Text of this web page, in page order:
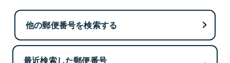
他の郵便番号を検索する
最近検索した郵便番号